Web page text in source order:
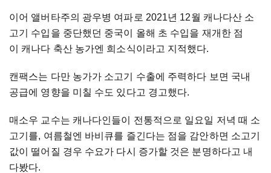
이어 앨버타주의 광우병 여파로 2021년 12월 캐나다산 소
고기 수입을 중단했던 중국이 올해 초 수입을 재개한 점
이 캐나다 축산 농가엔 희소식이라고 지적했다.
캔팩스는 다만 농가가 소고기 수출에 주력하다 보면 국내
공급에 영향을 미칠 수도 있다고 경고했다.
매소우 교수는 캐나다인들이 전통적으로 일요일 저녁 때 소
고기를, 여름철엔 바비큐를 즐긴다는 점을 감안하면 소고기
값이 떨어질 경우 수요가 다시 증가할 것은 분명하다고 내
다봤다.